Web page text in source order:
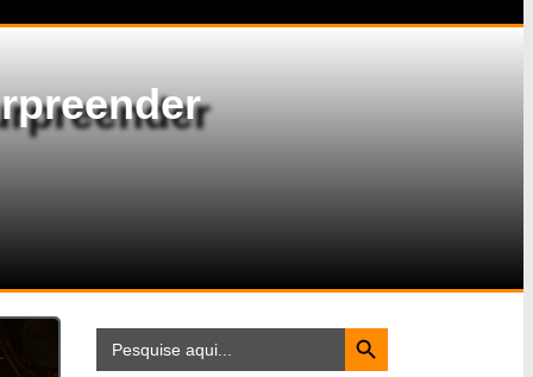
Search
for:
Search Button